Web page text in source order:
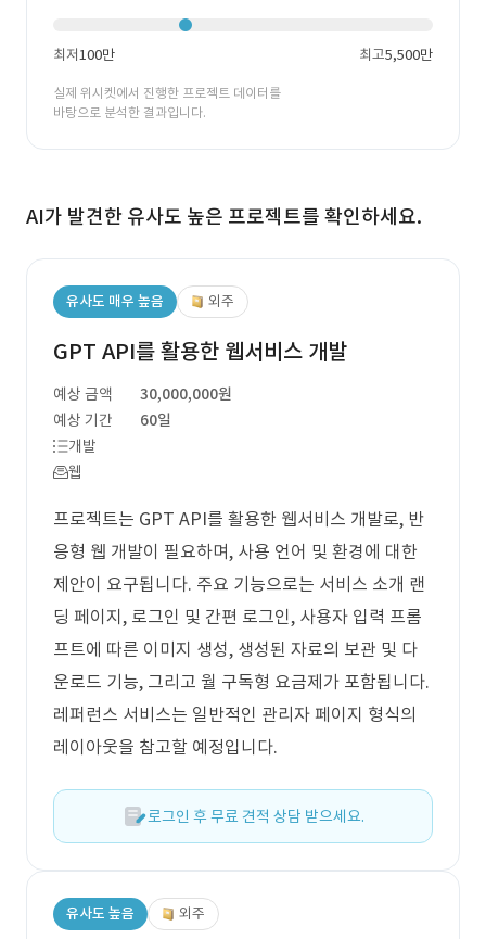
최저100만 최고5,500만
실제 위시켓에서 진행한 프로젝트 데이터를
바탕으로 분석한 결과입니다.
AI가 발견한 유사도 높은 프로젝트를 확인하세요.
유사도 매우 높음 외주
GPT API를 활용한 웹서비스 개발
예상 금액
30,000,000원
예상 기간
60일
개발
웹
프로젝트는 GPT API를 활용한 웹서비스 개발로, 반
응형 웹 개발이 필요하며, 사용 언어 및 환경에 대한
제안이 요구됩니다. 주요 기능으로는 서비스 소개 랜
딩 페이지, 로그인 및 간편 로그인, 사용자 입력 프롬
프트에 따른 이미지 생성, 생성된 자료의 보관 및 다
운로드 기능, 그리고 월 구독형 요금제가 포함됩니다.
레퍼런스 서비스는 일반적인 관리자 페이지 형식의
레이아웃을 참고할 예정입니다.
로그인 후 무료 견적 상담 받으세요.
유사도 높음 외주